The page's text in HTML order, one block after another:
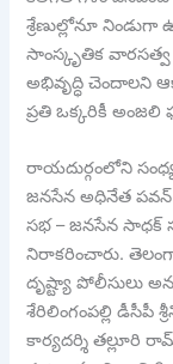
శ్రేణుల్లోనూ
సాంస్కృతిక వారసత్వ
అభివృద్ధి చెందాలని
ప్రతి ఒక్కరికీ అంజలి
రాయదుర్గంలోని
జనసేన అధినేత పవన్
సభ – జనసేన సాధక్
నిరాకరించారు.
దృష్ట్యా పోలీసులు
శేరిలింగంపల్లి డీసీపీ
కార్యదర్శి తల్లూరి